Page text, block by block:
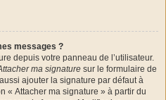
messages ?
depuis votre panneau de l’utilisateur.
ma signature sur le formulaire de
ajouter la signature par défaut à
« Attacher ma signature » à partir du